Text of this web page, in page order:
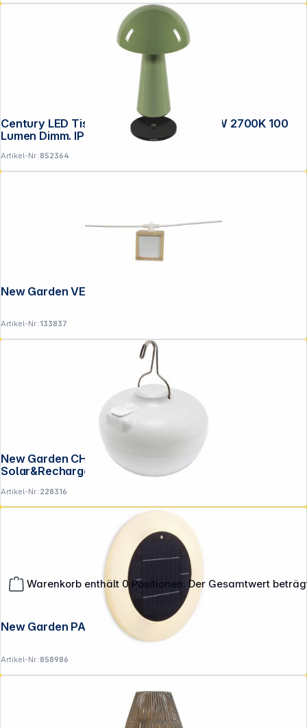
Warenkorb enthält 0 Positionen. Der Gesamtwert
Century LED Tischlampe COCO grün 1,5W 2700K 100
Lumen Dimm. IP44
Artikel-Nr.:852364
New Garden VEGA GARLAND
Artikel-Nr.:133837
New Garden CHERRY BULB BATTERY
Solar&Recharge,white,warm light
Artikel-Nr.:228316
New Garden PAPAYA 30 SOLAR
Artikel-Nr.:858986
**EVP = Empfohlener Verkaufspreis des Herstellers /